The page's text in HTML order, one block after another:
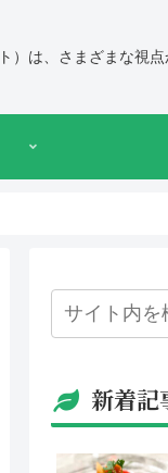
）は、さまざまな視
新着記